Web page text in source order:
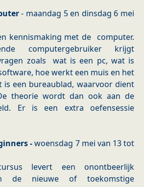
- maandag 5 en dinsdag 6 mei
kennismaking met de computer.
computergebruiker krijgt
zoals wat is een pc, wat is
hoe werkt een muis en het
een bureaublad, waarvoor dient
theorie wordt dan ook aan de
Er is een extra oefensessie
-woensdag 7 mei van 13 tot
levert een onontbeerlijk
de nieuwe of toekomstige